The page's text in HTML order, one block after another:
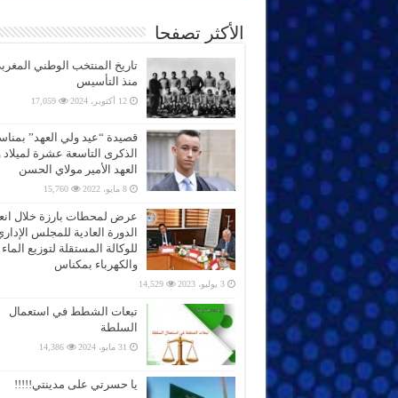
الأكثر تصفحا
تاريخ المنتخب الوطني
منذ التأسيس
12 أكتوبر، 2024 17,059
قصيدة “عيد ولي العهد”
الذكرى التاسعة عشرة
العهد الأمير مولاي الحسن
8 مايو، 2022 15,760
عرض لمحطات بارزة خلال
الدورة العادية للمجلس
للوكالة المستقلة لتوزيع الماء
والكهرباء بمكناس
3 يوليو، 2023 14,529
تبعات الشطط في استعمال
السلطة
31 مايو، 2024 14,386
يا حسرتي على مدينتي!!!!!